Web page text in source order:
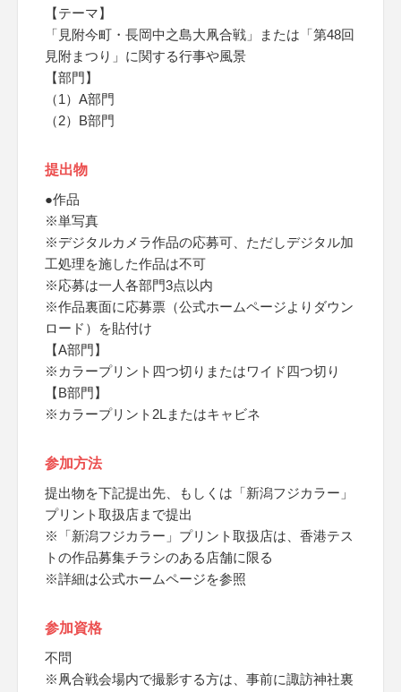
【テーマ】
「見附今町・長岡中之島大凧合戦」または「第48回
見附まつり」に関する行事や風景
【部門】
（1）A部門
（2）B部門
提出物
●作品
※単写真
※デジタルカメラ作品の応募可、ただしデジタル加
工処理を施した作品は不可
※応募は一人各部門3点以内
※作品裏面に応募票（公式ホームページよりダウン
ロード）を貼付け
【A部門】
※カラープリント四つ切りまたはワイド四つ切り
【B部門】
※カラープリント2Lまたはキャビネ
参加方法
提出物を下記提出先、もしくは「新潟フジカラー」
プリント取扱店まで提出
※「新潟フジカラー」プリント取扱店は、香港テス
トの作品募集チラシのある店舗に限る
※詳細は公式ホームページを参照
参加資格
不問
※凧合戦会場内で撮影する方は、事前に諏訪神社裏